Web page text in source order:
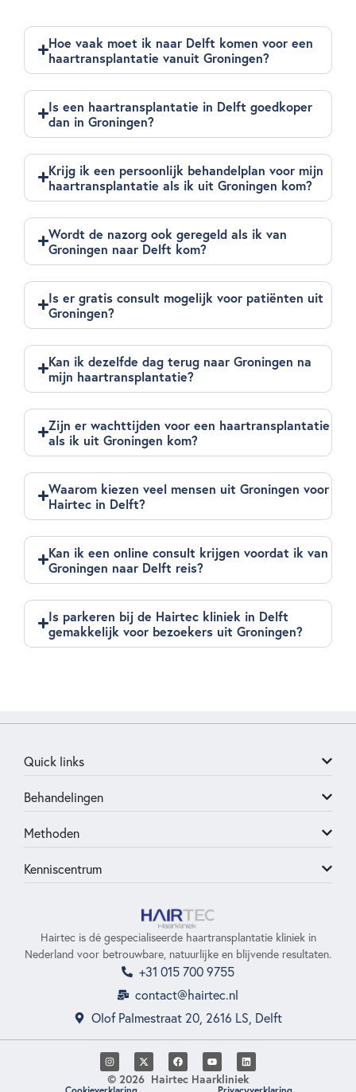
Hoe vaak moet ik naar Delft komen voor een
haartransplantatie vanuit Groningen?
Is een haartransplantatie in Delft goedkoper
dan in Groningen?
Krijg ik een persoonlijk behandelplan voor mijn
haartransplantatie als ik uit Groningen kom?
Wordt de nazorg ook geregeld als ik van
Groningen naar Delft kom?
Is er gratis consult mogelijk voor patiënten uit
Groningen?
Kan ik dezelfde dag terug naar Groningen na
mijn haartransplantatie?
Zijn er wachttijden voor een haartransplantatie
als ik uit Groningen kom?
Waarom kiezen veel mensen uit Groningen voor
Hairtec in Delft?
Kan ik een online consult krijgen voordat ik van
Groningen naar Delft reis?
Is parkeren bij de Hairtec kliniek in Delft
gemakkelijk voor bezoekers uit Groningen?
Quick links
Behandelingen
Methoden
Kenniscentrum
Hairtec is dé gespecialiseerde haartransplantatie kliniek in
Nederland voor betrouwbare, natuurlijke en blijvende resultaten.
+31 015 700 9755
contact@hairtec.nl
Olof Palmestraat 20, 2616 LS, Delft
© 2026 Hairtec Haarkliniek